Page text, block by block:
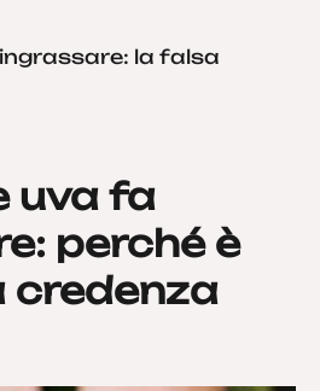
la falsa
uva fa
perché è
credenza